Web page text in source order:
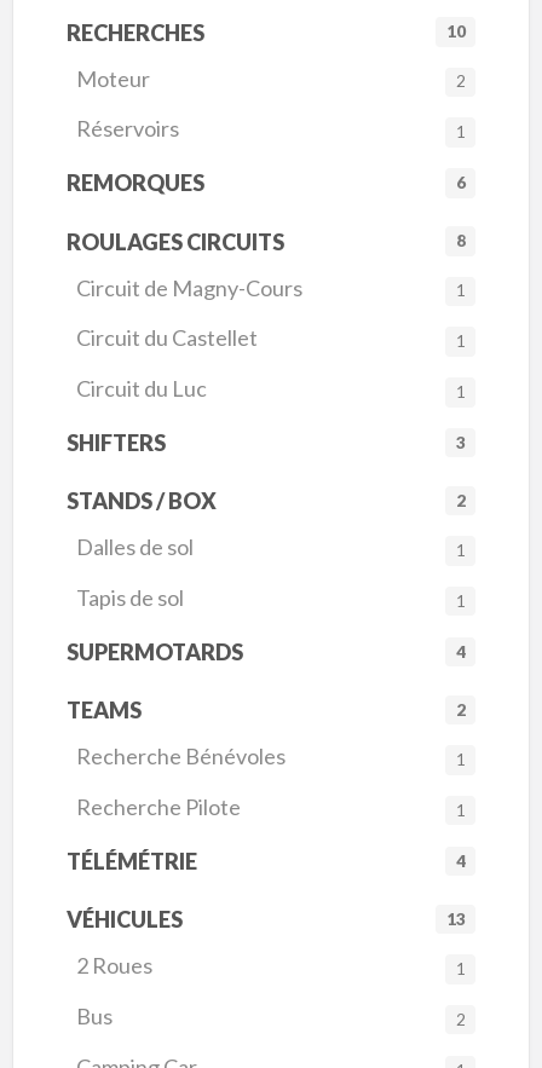
RECHERCHES 10
Moteur 2
Réservoirs 1
REMORQUES 6
ROULAGES CIRCUITS 8
Circuit de Magny-Cours 1
Circuit du Castellet 1
Circuit du Luc 1
SHIFTERS 3
STANDS / BOX 2
Dalles de sol 1
Tapis de sol 1
SUPERMOTARDS 4
TEAMS 2
Recherche Bénévoles 1
Recherche Pilote 1
TÉLÉMÉTRIE 4
VÉHICULES 13
2 Roues 1
Bus 2